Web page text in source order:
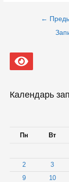
Навигация
←
Календарь
Пн Вт
2
3
9
10